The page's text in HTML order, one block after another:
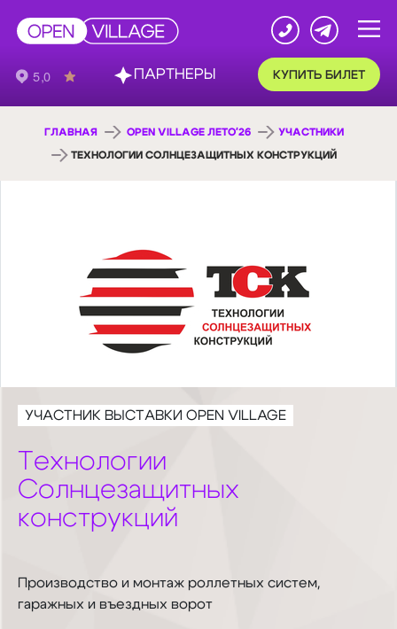
КУПИТЬ БИЛЕТ
ГЛАВНАЯ OPEN VILLAGE ЛЕТО'26 УЧАСТНИКИ
ТЕХНОЛОГИИ СОЛНЦЕЗАЩИТНЫХ КОНСТРУКЦИЙ
УЧАСТНИК ВЫСТАВКИ OPEN VILLAGE
Технологии
Солнцезащитных
конструкций
Производство и монтаж роллетных систем,
гаражных и въездных ворот